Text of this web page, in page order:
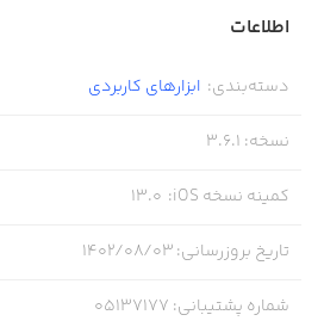
اطلاعات
دسته‌بندی: ابزار‌های کاربردی
نسخه:
3.6.1
کمینه نسخه iOS :
13.0
تاریخ بروزرسانی:۱۴۰۲/۰۸/۰۳
شماره پشتیبانی:
05137177